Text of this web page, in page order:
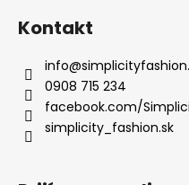
Kontakt
info@
0908 715 234
facebook.com/
simplicity_fashion.sk